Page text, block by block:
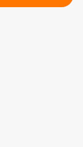
di Tenco >